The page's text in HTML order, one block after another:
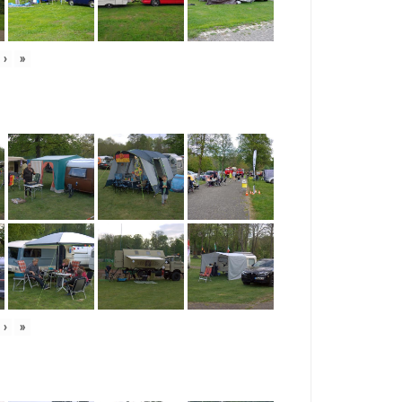
› »
› »